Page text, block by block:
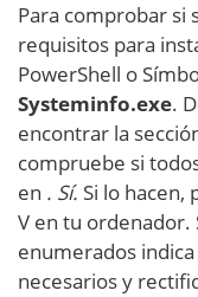
Para comprobar si
requisitos para
PowerShell o
Systeminfo.exe.
encontrar la
compruebe si
en . Sí. Si lo hacen,
V en tu ordenador.
enumerados indica
necesarios y